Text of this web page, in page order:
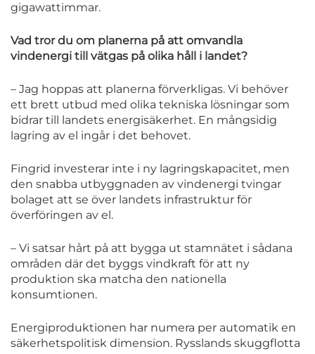
gigawattimmar.
Vad tror du om planerna på att omvandla
vindenergi till vätgas på olika håll i landet?
– Jag hoppas att planerna förverkligas. Vi behöver
ett brett utbud med olika tekniska lösningar som
bidrar till landets energisäkerhet. En mångsidig
lagring av el ingår i det behovet.
Fingrid investerar inte i ny lagringskapacitet, men
den snabba utbyggnaden av vindenergi tvingar
bolaget att se över landets infrastruktur för
överföringen av el.
– Vi satsar hårt på att bygga ut stamnätet i sådana
områden där det byggs vindkraft för att ny
produktion ska matcha den nationella
konsumtionen.
Energiproduktionen har numera per automatik en
säkerhetspolitisk dimension. Rysslands skuggflotta